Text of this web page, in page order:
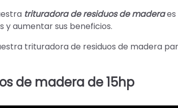
trituradora de residuos de maderaes
y aumentar sus beneficios.
trituradora de residuos de madera
de madera de 15hp